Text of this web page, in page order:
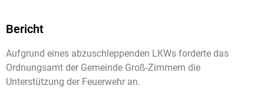
Bericht
Aufgrund eines abzuschleppenden LKWs forderte das
Ordnungsamt der Gemeinde Groß-Zimmern die
Unterstützung der Feuerwehr an.